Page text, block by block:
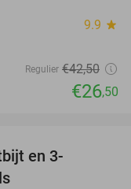
9.9 star
Regulier €42,50
€26,50
en 3-